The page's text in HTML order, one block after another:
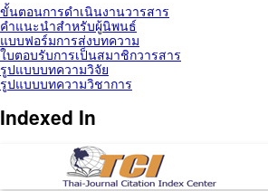
ขั้นตอนการดำเนินงานวารสาร
คำแนะนำสำหรับผู้นิพนธ์
แบบฟอร์มการส่งบทความ
ใบตอบรับการเป็นสมาชิกวารสาร
รูปแบบบทความวิจัย
รูปแบบบทความวิชาการ
Indexed In